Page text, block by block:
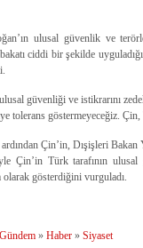
ulusal güvenlik ve
ciddi bir şekilde
güvenliği ve istikrarını
tolerans göstermeyeceğiz.
Çin’in, Dışişleri Bakan
Çin’in Türk tarafının
gösterdiğini vurguladı.
Gündem» Haber» Siyaset